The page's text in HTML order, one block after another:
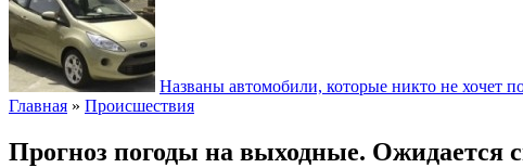
Названы автомобили, которые никто не хочет
Главная » Происшествия
Прогноз погоды на выходные. Ожидается